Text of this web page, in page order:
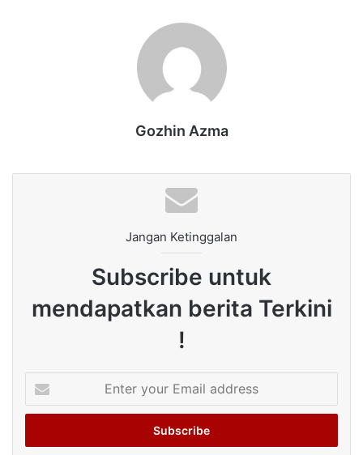
Gozhin Azma
Jangan Ketinggalan
Subscribe untuk
mendapatkan berita Terkini
!
your
Email